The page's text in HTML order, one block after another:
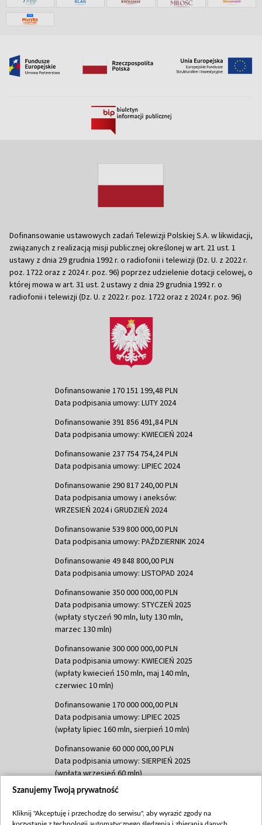
Dofinansowanie ustawowych zadań Telewizji Polskiej S.A. w likwidacji,
związanych z realizacją misji publicznej określonej w art. 21 ust. 1
ustawy z dnia 29 grudnia 1992 r. o radiofonii i telewizji (Dz. U. z 2022 r.
poz. 1722 oraz z 2024 r. poz. 96) poprzez udzielenie dotacji celowej, o
której mowa w art. 31 ust. 2 ustawy z dnia 29 grudnia 1992 r. o
radiofonii i telewizji (Dz. U. z 2022 r. poz. 1722 oraz z 2024 r. poz. 96)
Dofinansowanie 170 151 199,48 PLN
Data podpisania umowy: LUTY 2024
Dofinansowanie 391 856 491,84 PLN
Data podpisania umowy: KWIECIEŃ 2024
Dofinansowanie 237 754 754,24 PLN
Data podpisania umowy: LIPIEC 2024
Dofinansowanie 290 817 240,00 PLN
Data podpisania umowy i aneksów:
WRZESIEŃ 2024 i GRUDZIEŃ 2024
Dofinansowanie 539 800 000,00 PLN
Data podpisania umowy: PAŹDZIERNIK 2024
Dofinansowanie 49 848 800,00 PLN
Data podpisania umowy: LISTOPAD 2024
Dofinansowanie 350 000 000,00 PLN
Data podpisania umowy: STYCZEŃ 2025
(wpłaty styczeń 90 mln, luty 130 mln,
marzec 130 mln)
Dofinansowanie 300 000 000,00 PLN
Data podpisania umowy: KWIECIEŃ 2025
(wpłaty kwiecień 150 mln, maj 140 mln,
czerwiec 10 mln)
Dofinansowanie 170 000 000,00 PLN
Data podpisania umowy: LIPIEC 2025
(wpłaty lipiec 160 mln, sierpień 10 mln)
Dofinansowanie 60 000 000,00 PLN
Data podpisania umowy: SIERPIEŃ 2025
(wpłata wrzesień 60 mln)
Dofinansowanie 635 783 051,21 PLN
(wpłata wrzesień 100 mln, październik 350
Szanujemy Twoją prywatność
Kliknij "Akceptuję i przechodzę do serwisu", aby wyrazić zgody na